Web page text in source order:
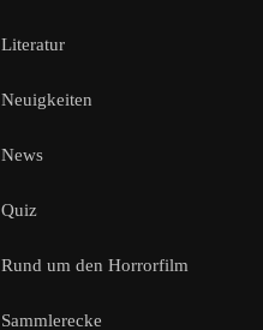
Literatur
Neuigkeiten
News
Quiz
Rund um den Horrorfilm
Sammlerecke